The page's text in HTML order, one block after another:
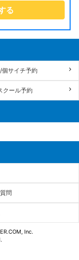
個サイチ予約
クール予約
問
Inc.